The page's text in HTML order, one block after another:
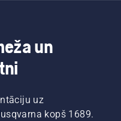
un
uz
kopš 1689.